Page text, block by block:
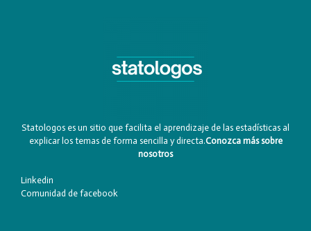
Statologos es un sitio que facilita el aprendizaje de las estadísticas al
explicar los temas de forma sencilla y directa.Conozca más sobre
nosotros
Linkedin
Comunidad de facebook